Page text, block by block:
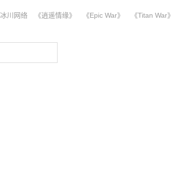
冰川网络 《逍遥情缘》 《Epic War》 《Titan War》